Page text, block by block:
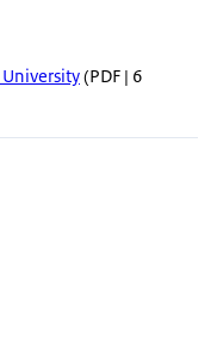
(PDF | 6